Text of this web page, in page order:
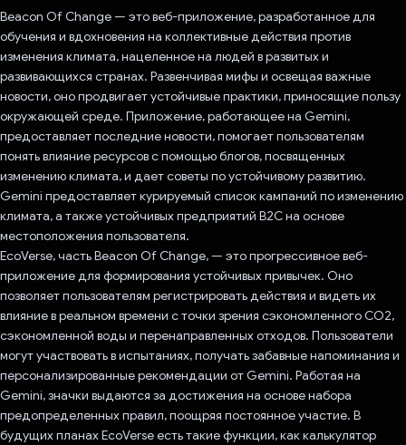
Beacon Of Change — это веб-приложение, разработанное для
обучения и вдохновения на коллективные действия против
изменения климата, нацеленное на людей в развитых и
развивающихся странах. Развенчивая мифы и освещая важные
новости, оно продвигает устойчивые практики, приносящие пользу
окружающей среде. Приложение, работающее на Gemini,
предоставляет последние новости, помогает пользователям
понять влияние ресурсов с помощью блогов, посвященных
изменению климата, и дает советы по устойчивому развитию.
Gemini предоставляет курируемый список кампаний по изменению
климата, а также устойчивых предприятий B2C на основе
местоположения пользователя.
EcoVerse, часть Beacon Of Change, — это прогрессивное веб-
приложение для формирования устойчивых привычек. Оно
позволяет пользователям регистрировать действия и видеть их
влияние в реальном времени с точки зрения сэкономленного CO2,
сэкономленной воды и перенаправленных отходов. Пользователи
могут участвовать в испытаниях, получать забавные напоминания и
персонализированные рекомендации от Gemini. Работая на
Gemini, значки выдаются за достижения на основе набора
предопределенных правил, поощряя постоянное участие. В
будущих планах EcoVerse есть такие функции, как калькулятор